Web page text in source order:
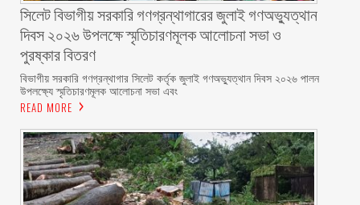
সিলেট বিভাগীয় সরকারি গণগ্রন্থাগারের জুলাই গণঅভ্যুত্থান
দিবস ২০২৬ উপলক্ষে স্মৃতিচারণমূলক আলোচনা সভা ও
পুরষ্কার বিতরণ ‎ ‎
বিভাগীয় সরকারি গণগ্রন্থাগার সিলেট কর্তৃক জুলাই গণঅভ্যুত্থান দিবস ২০২৬ পালন
উপলক্ষ্যে স্মৃতিচারণমূলক আলোচনা সভা এবং
READ MORE